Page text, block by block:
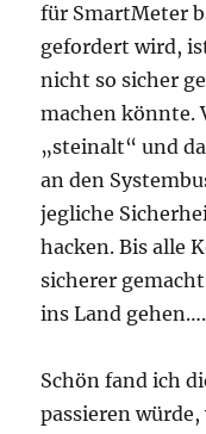
für SmartMeter
gefordert wird,
nicht so sicher
machen könnte.
„steinalt“ und
an den
jegliche
hacken. Bis alle
sicherer
ins Land gehen….
Schön fand ich
passieren